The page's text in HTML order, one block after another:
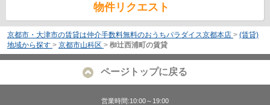
物件リクエスト
京都市・大津市の賃貸は仲介手数料無料のおうちパラダイス京都本店 > (賃貸)
地域から探す > 京都市山科区 > 椥辻西浦町の賃貸
ページトップに戻る
営業時間:10:00～19:00